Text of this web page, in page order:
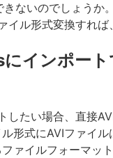
ないのでしょうか。
ル形式変換すれば
インポート
したい場合、直接
形式にAVIファイル
ァイルフォーマット